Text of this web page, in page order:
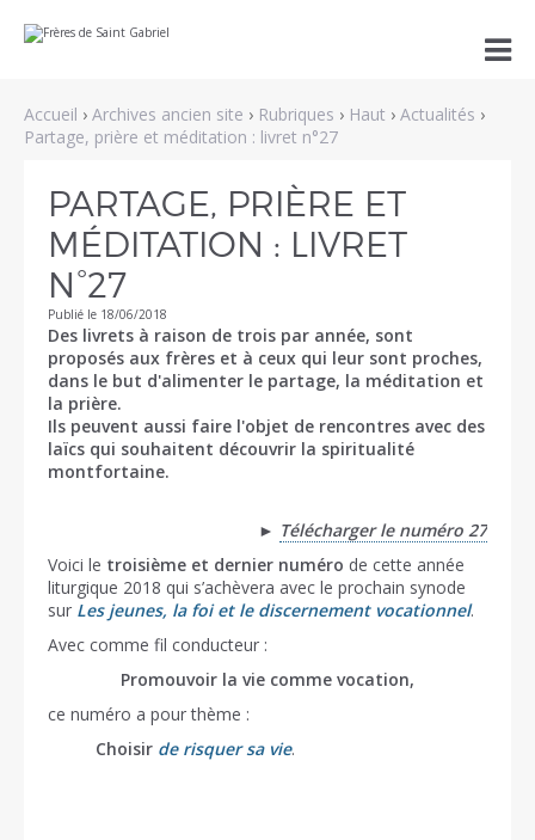
Aller
au
à
la
navigation
Outils
personnels

Accueil › Archives ancien site › Rubriques › Haut › Actualités ›
Partage, prière et méditation : livret n°27
PARTAGE, PRIÈRE ET
MÉDITATION : LIVRET
N°27
Publié le 18/06/2018
Des livrets à raison de trois par année, sont
proposés aux frères et à ceux qui leur sont proches,
dans le but d'alimenter le partage, la méditation et
la prière.
Ils peuvent aussi faire l'objet de rencontres avec des
laïcs qui souhaitent découvrir la spiritualité
montfortaine.
► Télécharger le numéro 27
Voici le troisième et dernier numéro de cette année
liturgique 2018 qui s’achèvera avec le prochain synode
sur Les jeunes, la foi et le discernement vocationnel.
Avec comme fil conducteur :
Promouvoir la vie comme vocation,
ce numéro a pour thème :
Choisir de risquer sa vie.